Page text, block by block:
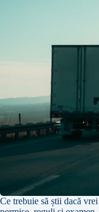
Ce trebuie să știi dacă